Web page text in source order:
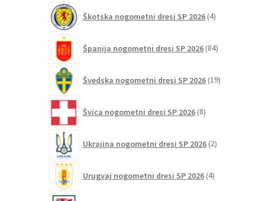
Škotska nogometni dresi SP 2026 4izdelki
Španija nogometni dresi SP 2026 84izdelkov
Švedska nogometni dresi SP 2026 19izdelkov
Švica nogometni dresi SP 2026 8izdelkov
Ukrajina nogometni dresi SP 2026 2izdelka
Urugvaj nogometni dresi SP 2026 4izdelki